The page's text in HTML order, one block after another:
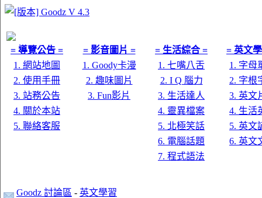
= 導覽公告 = = 影音圖片 = = 生活綜合 =
= 英文
1. 網站地圖
1. Goody卡漫 1. 七嘴八舌
1. 字母
2. 使用手冊
2. 趣味圖片 2. I Q 腦力
2. 字根
3. 站務公告
3. Fun影片 3. 生活達人
3. 英文
4. 關於本站
4. 靈異檔案
4. 生活
5. 聯絡客服
5. 北極笑話
5. 英文
6. 電腦話題
6. 英文
7. 程式語法
Goodz 討論區 - 英文學習